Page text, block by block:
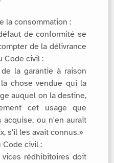
la consommation :
de conformité se
de la délivrance
Code civil :
la garantie à raison
chose vendue qui la
auquel on la destine,
cet usage que
acquise, ou n'en aurait
s'il les avait connus.»
Code civil :
rédhibitoires doit